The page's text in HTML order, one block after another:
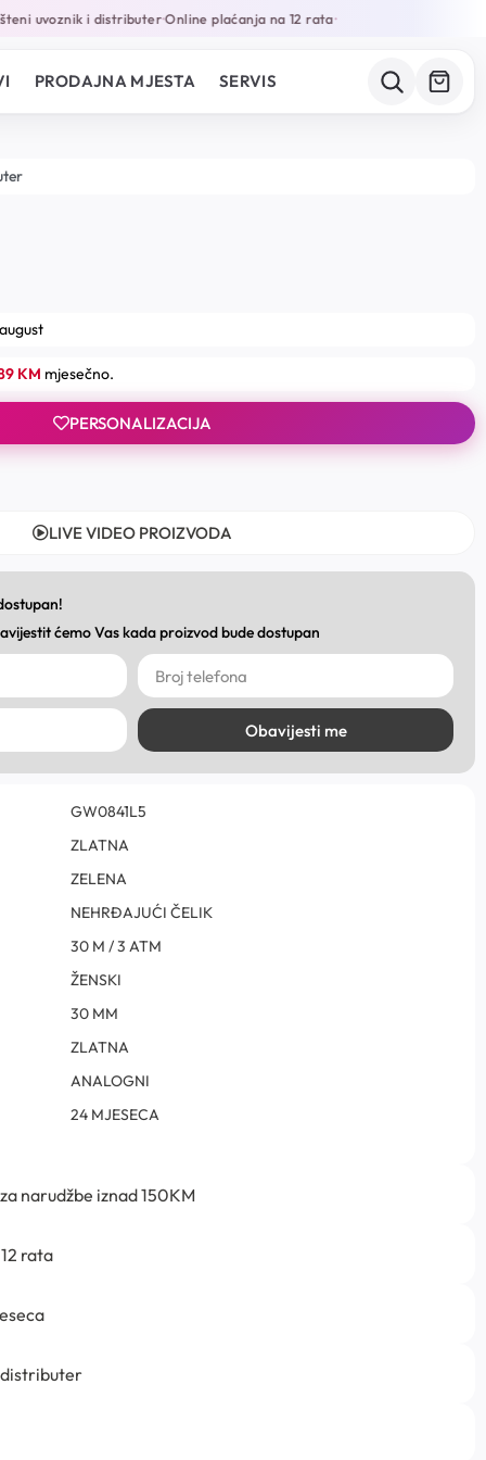
uvoznik i distributer•Online plaćanja na 12 rata•
PRODAJNA MJESTA SERVIS
KM mjesečno.
PERSONALIZACIJA
LIVE VIDEO PROIZVODA
ćemo Vas kada proizvod bude dostupan
Obavijesti me
GW0841L5
ZLATNA
ZELENA
NEHRĐAJUĆI ČELIK
30 M / 3 ATM
ŽENSKI
30 MM
ZLATNA
ANALOGNI
24 MJESECA
narudžbe iznad 150KM
rata